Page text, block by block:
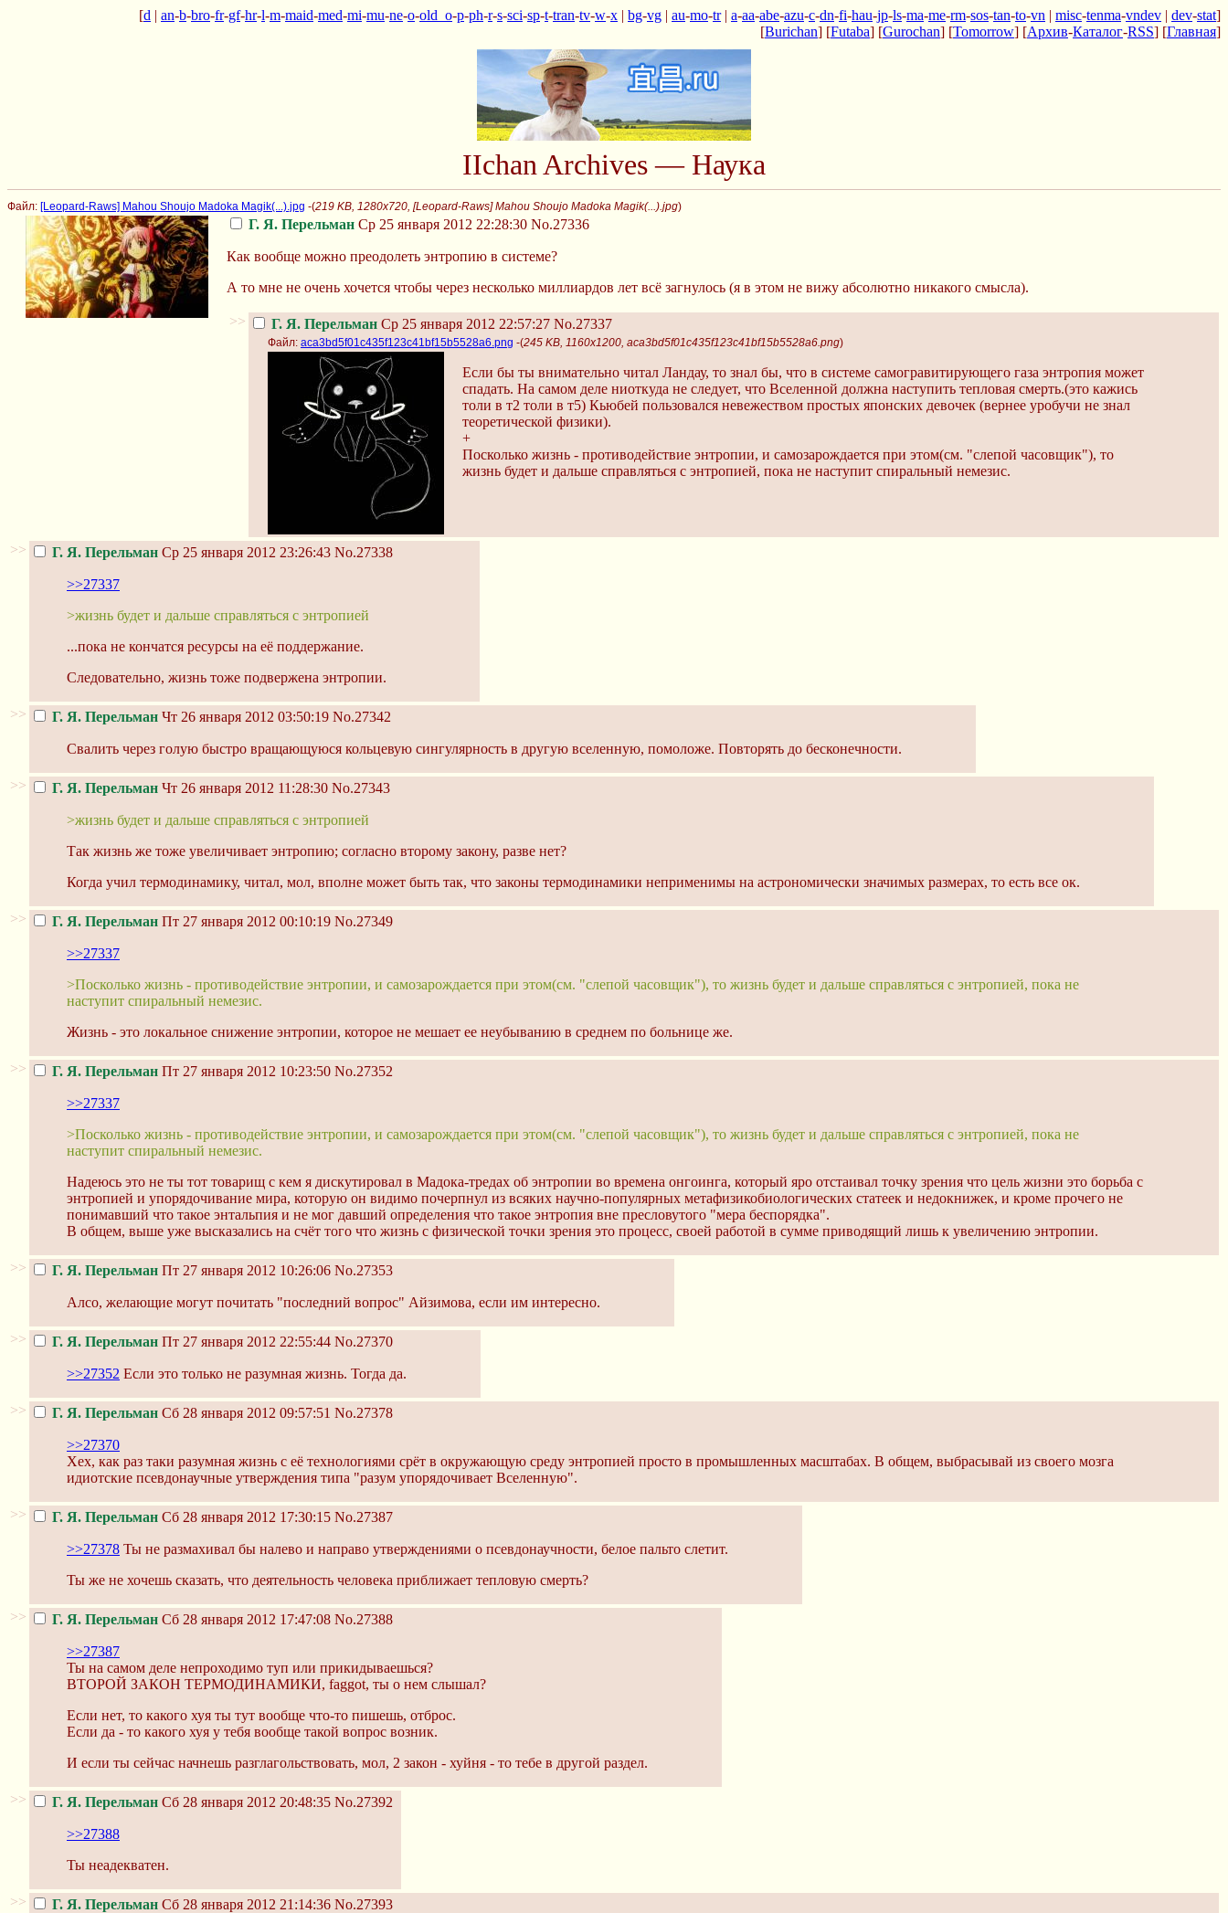
[d | an-b-bro-fr-gf-hr-l-m-maid-med-mi-mu-ne-o-old_o-p-ph-r-s-sci-sp-t-tran-tv-w-x | bg-vg | au-mo-tr| a-aa-abe-azu-c-dn-fi-hau-jp-ls-ma-me-rm-sos-tan-to-vn | misc-tenma-vndev | dev-stat]
[Burichan] [Futaba] [Gurochan] [Tomorrow] [Архив-Каталог-RSS] [Главная]
IIchan Archives — Наука
Файл: [Leopard-Raws] Mahou Shoujo Madoka Magik(...).jpg -(219 KB, 1280x720, [Leopard-Raws] Mahou Shoujo Madoka Magik(...).jpg)
Г. Я. Перельман Ср 25 января 2012 22:28:30 No.27336
Как вообще можно преодолеть энтропию в системе?
А то мне не очень хочется чтобы через несколько миллиардов лет всё загнулось (я в этом не вижу абсолютно никакого смысла).
>> Г. Я. Перельман Ср 25 января 2012 22:57:27 No.27337
Файл: aca3bd5f01c435f123c41bf15b5528a6.png -(245 KB, 1160x1200, aca3bd5f01c435f123c41bf15b5528a6.png)
Если бы ты внимательно читал Ландау, то знал бы, что в системе самогравитирующего газа энтропия может
спадать. На самом деле ниоткуда не следует, что Вселенной должна наступить тепловая смерть.(это кажись
толи в т2 толи в т5) Кьюбей пользовался невежеством простых японских девочек (вернее уробучи не знал
теоретической физики).
+
Посколько жизнь - противодействие энтропии, и самозарождается при этом(см. "слепой часовщик"), то
жизнь будет и дальше справляться с энтропией, пока не наступит спиральный немезис.
>> Г. Я. Перельман Ср 25 января 2012 23:26:43 No.27338
>>27337
>жизнь будет и дальше справляться с энтропией
...пока не кончатся ресурсы на её поддержание.
Следовательно, жизнь тоже подвержена энтропии.
>> Г. Я. Перельман Чт 26 января 2012 03:50:19 No.27342
Свалить через голую быстро вращающуюся кольцевую сингулярность в другую вселенную, помоложе. Повторять до бесконечности.
>> Г. Я. Перельман Чт 26 января 2012 11:28:30 No.27343
>жизнь будет и дальше справляться с энтропией
Так жизнь же тоже увеличивает энтропию; согласно второму закону, разве нет?
Когда учил термодинамику, читал, мол, вполне может быть так, что законы термодинамики неприменимы на астрономически значимых размерах, то есть все ок.
>> Г. Я. Перельман Пт 27 января 2012 00:10:19 No.27349
>>27337
>Посколько жизнь - противодействие энтропии, и самозарождается при этом(см. "слепой часовщик"), то жизнь будет и дальше справляться с энтропией, пока не
наступит спиральный немезис.
Жизнь - это локальное снижение энтропии, которое не мешает ее неубыванию в среднем по больнице же.
>> Г. Я. Перельман Пт 27 января 2012 10:23:50 No.27352
>>27337
>Посколько жизнь - противодействие энтропии, и самозарождается при этом(см. "слепой часовщик"), то жизнь будет и дальше справляться с энтропией, пока не
наступит спиральный немезис.
Надеюсь это не ты тот товарищ с кем я дискутировал в Мадока-тредах об энтропии во времена онгоинга, который яро отстаивал точку зрения что цель жизни это борьба с
энтропией и упорядочивание мира, которую он видимо почерпнул из всяких научно-популярных метафизикобиологических статеек и недокнижек, и кроме прочего не
понимавший что такое энтальпия и не мог давший определения что такое энтропия вне пресловутого "мера беспорядка".
В общем, выше уже высказались на счёт того что жизнь с физической точки зрения это процесс, своей работой в сумме приводящий лишь к увеличению энтропии.
>> Г. Я. Перельман Пт 27 января 2012 10:26:06 No.27353
Алсо, желающие могут почитать "последний вопрос" Айзимова, если им интересно.
>> Г. Я. Перельман Пт 27 января 2012 22:55:44 No.27370
>>27352 Если это только не разумная жизнь. Тогда да.
>> Г. Я. Перельман Сб 28 января 2012 09:57:51 No.27378
>>27370
Хех, как раз таки разумная жизнь с её технологиями срёт в окружающую среду энтропией просто в промышленных масштабах. В общем, выбрасывай из своего мозга
идиотские псевдонаучные утверждения типа "разум упорядочивает Вселенную".
>> Г. Я. Перельман Сб 28 января 2012 17:30:15 No.27387
>>27378 Ты не размахивал бы налево и направо утверждениями о псевдонаучности, белое пальто слетит.
Ты же не хочешь сказать, что деятельность человека приближает тепловую смерть?
>> Г. Я. Перельман Сб 28 января 2012 17:47:08 No.27388
>>27387
Ты на самом деле непроходимо туп или прикидываешься?
ВТОРОЙ ЗАКОН ТЕРМОДИНАМИКИ, faggot, ты о нем слышал?
Если нет, то какого хуя ты тут вообще что-то пишешь, отброс.
Если да - то какого хуя у тебя вообще такой вопрос возник.
И если ты сейчас начнешь разглагольствовать, мол, 2 закон - хуйня - то тебе в другой раздел.
>> Г. Я. Перельман Сб 28 января 2012 20:48:35 No.27392
>>27388
Ты неадекватен.
>> Г. Я. Перельман Сб 28 января 2012 21:14:36 No.27393